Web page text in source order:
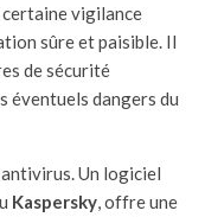
vigilance
sûre et paisible. Il
de sécurité
éventuels dangers du
Un logiciel
Kaspersky, offre une